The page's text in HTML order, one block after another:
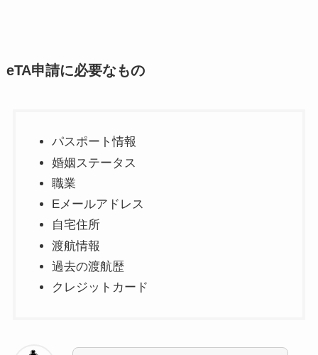
eTA申請に必要なもの
パスポート情報
婚姻ステータス
職業
Eメールアドレス
自宅住所
渡航情報
過去の渡航歴
クレジットカード